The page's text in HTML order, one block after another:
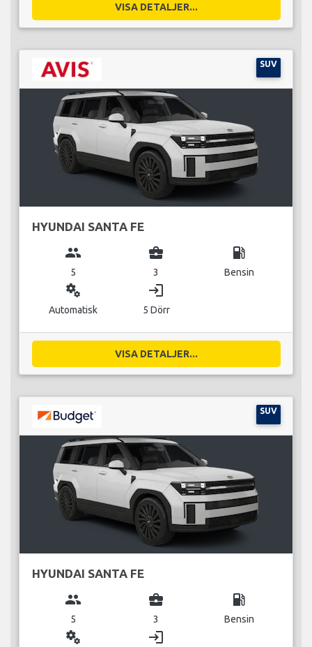
VISA DETALJER...
SUV
HYUNDAI SANTA FE
group
5
business_center
3
local_gas_station
Bensin
miscellaneous_services
Automatisk
login
5 Dörr
VISA DETALJER...
SUV
HYUNDAI SANTA FE
group
5
business_center
3
local_gas_station
Bensin
miscellaneous_services login